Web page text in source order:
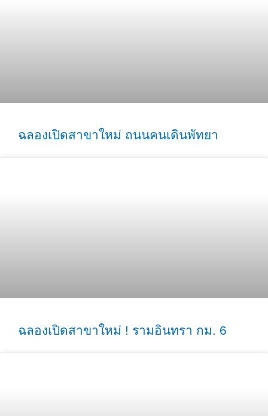
ฉลองเปิดสาขาใหม่ ถนนคนเดินพัทยา
ฉลองเปิดสาขาใหม่ ! รามอินทรา กม. 6